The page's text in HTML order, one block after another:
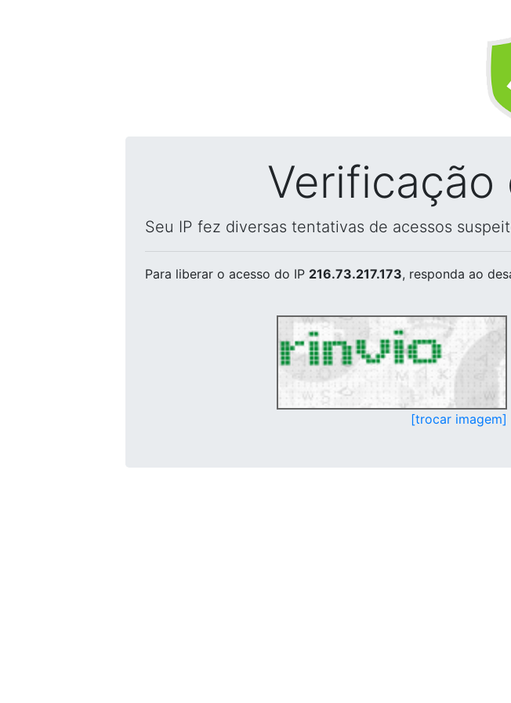
Verificação
Seu IP fez diversas tentativas de acessos
Para liberar o acesso do IP 216.73.217.173, responda ao
[trocar imagem]